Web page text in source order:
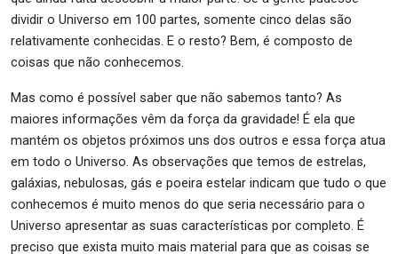
dividir o Universo em 100 partes, somente cinco delas são
relativamente conhecidas. E o resto? Bem, é composto de
coisas que não conhecemos.
Mas como é possível saber que não sabemos tanto? As
maiores informações vêm da força da gravidade! É ela que
mantém os objetos próximos uns dos outros e essa força atua
em todo o Universo. As observações que temos de estrelas,
galáxias, nebulosas, gás e poeira estelar indicam que tudo o que
conhecemos é muito menos do que seria necessário para o
Universo apresentar as suas características por completo. É
preciso que exista muito mais material para que as coisas se